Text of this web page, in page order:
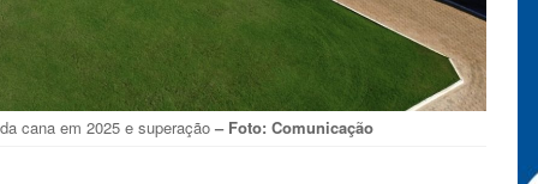
cana em 2025 e superação– Foto: Comunicação